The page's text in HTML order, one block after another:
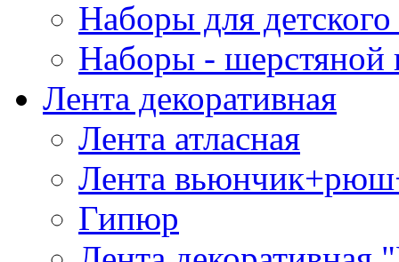
Наборы для
Наборы - шерстяной
Лента декоративная
Лента атласная
Лента
Гипюр